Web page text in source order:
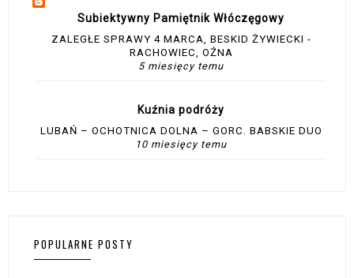
Subiektywny Pamiętnik Włóczęgowy
ZALEGŁE SPRAWY 4 MARCA, BESKID ŻYWIECKI -
RACHOWIEC, OŹNA
5 miesięcy temu
Kuźnia podróży
LUBAŃ – OCHOTNICA DOLNA – GORC. BABSKIE DUO
10 miesięcy temu
POPULARNE POSTY